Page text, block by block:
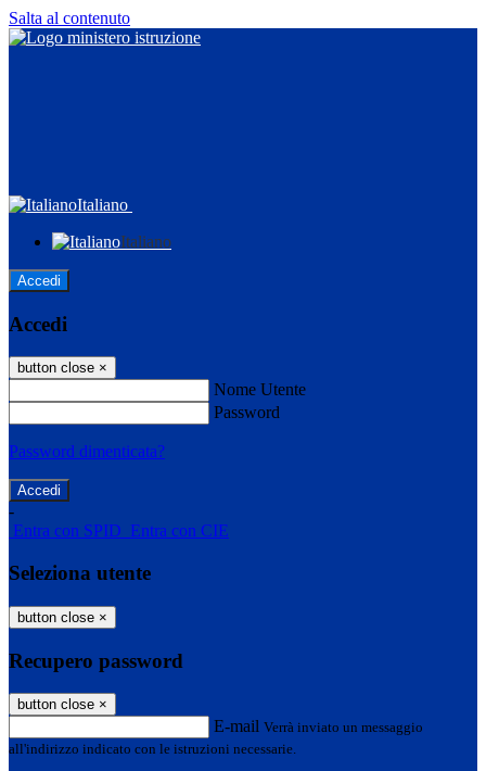
Salta al contenuto
Italiano
Italiano
Accedi
Accedi
button close ×
Nome Utente
Password
Password dimenticata?
-
Entra con SPID Entra con CIE
Seleziona utente
button close ×
Recupero password
button close ×
E-mail Verrà inviato un messaggio
all'indirizzo indicato con le istruzioni necessarie.